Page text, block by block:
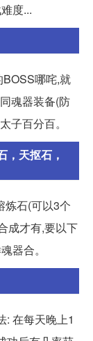
度...
哪咤,就
魂器装备(防
子百分百。
，天抠石，
炼石(可以3个
成才有,要以下
器合。
: 在每天晚上1